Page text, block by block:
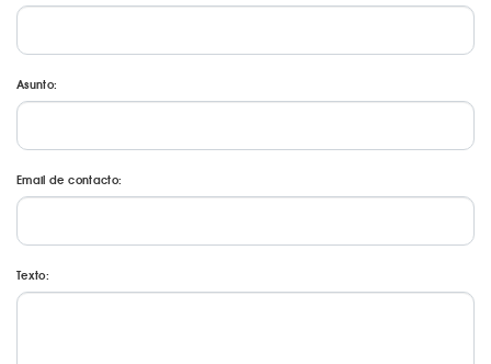
Asunto:
Email de contacto:
Texto: